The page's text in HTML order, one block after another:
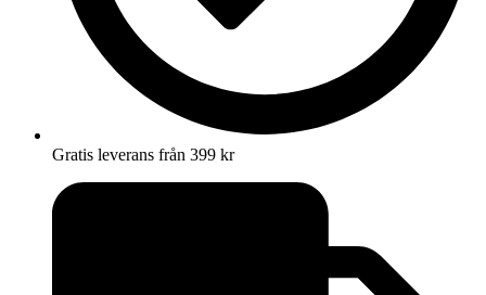
Gratis leverans från 399 kr